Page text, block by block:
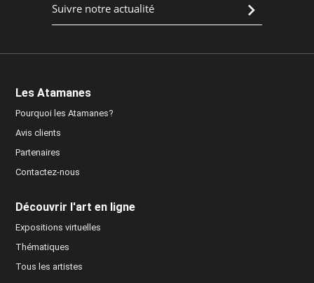
Les Atamanes
Pourquoi les Atamanes?
Avis clients
Partenaires
Contactez-nous
Découvrir l'art en ligne
Expositions virtuelles
Thématiques
Tous les artistes